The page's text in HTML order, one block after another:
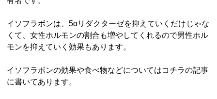
イソフラボンは、5αリダクターゼを抑えていくだけじゃな
くて、女性ホルモンの割合も増やしてくれるので男性ホル
モンを抑えていく効果もあります。
イソフラボンの効果や食べ物などについてはコチラの記事
に書いてあります。